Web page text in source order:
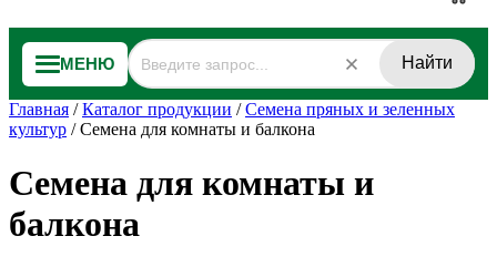
МЕНЮ Найти
Главная /Каталог продукции /Семена пряных и зеленных
культур /Семена для комнаты и балкона
Семена для комнаты и
балкона